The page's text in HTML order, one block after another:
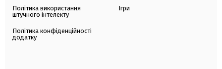
Політика використання
штучного інтелекту
Політика конфіденційності
додатку
Ігри